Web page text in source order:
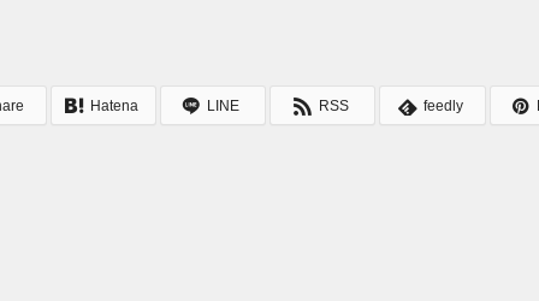
Hatena LINE RSS feedly